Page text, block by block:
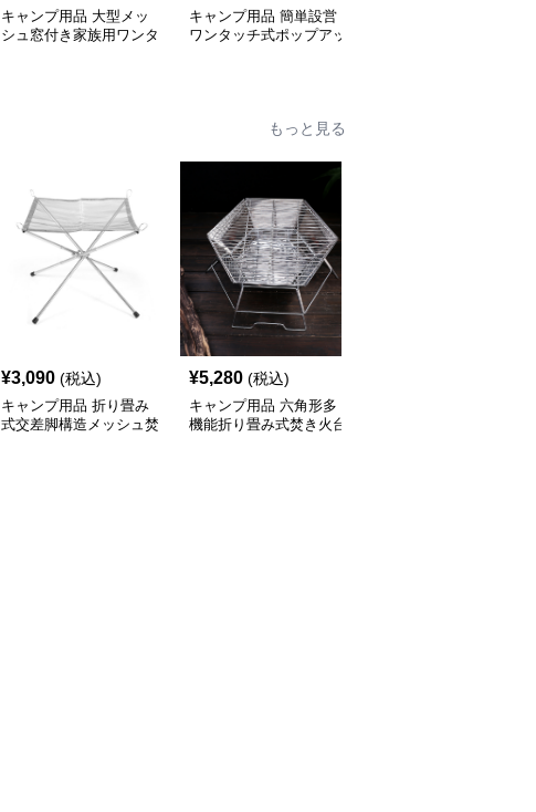
キャンプ用品 大型メッ
シュ窓付き家族用ワンタ
キャンプ用品 簡単設営
ワンタッチ式ポップアッ
もっと見る
¥3,090 (税込)
キャンプ用品 折り畳み
式交差脚構造メッシュ焚
¥5,280 (税込)
キャンプ用品 六角形多
機能折り畳み式焚き火台